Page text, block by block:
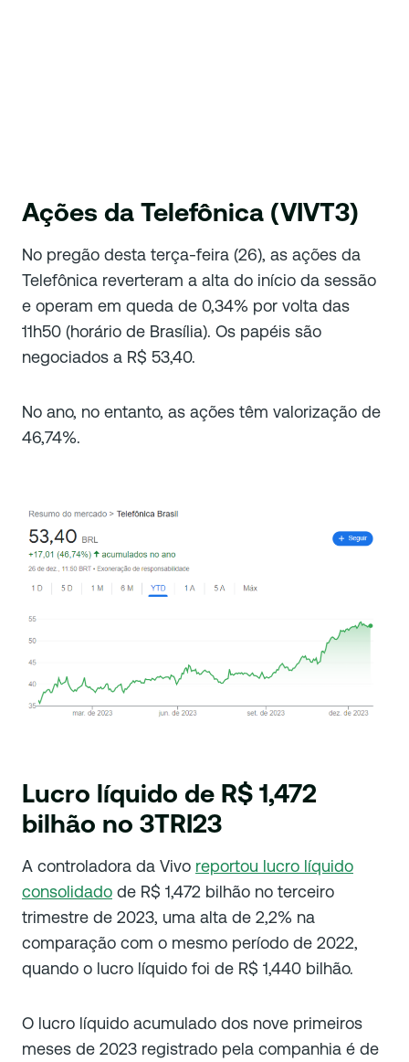
Ações da Telefônica (VIVT3)
No pregão desta terça-feira (26), as ações da
Telefônica reverteram a alta do início da sessão
e operam em queda de 0,34% por volta das
11h50 (horário de Brasília). Os papéis são
negociados a R$ 53,40.
No ano, no entanto, as ações têm valorização de
46,74%.
Lucro líquido de R$ 1,472
bilhão no 3TRI23
A controladora da Vivo reportou lucro líquido
consolidado de R$ 1,472 bilhão no terceiro
trimestre de 2023, uma alta de 2,2% na
comparação com o mesmo período de 2022,
quando o lucro líquido foi de R$ 1,440 bilhão.
O lucro líquido acumulado dos nove primeiros
meses de 2023 registrado pela companhia é de